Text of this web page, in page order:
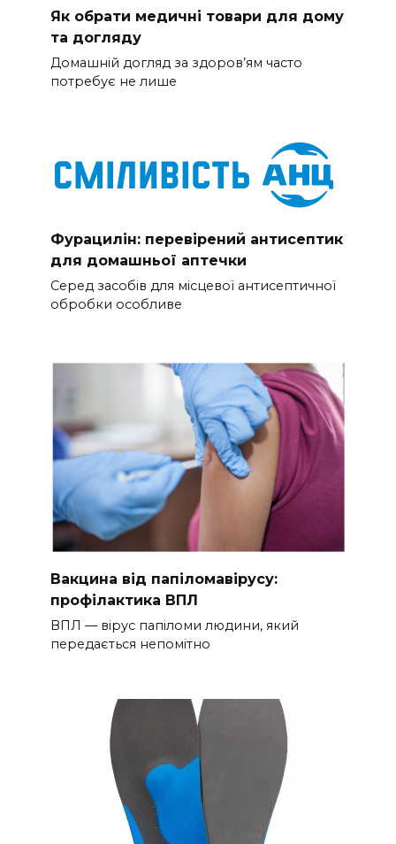
Як обрати медичні товари для дому
та догляду
Домашній догляд за здоров’ям часто
потребує не лише
Фурацилін: перевірений антисептик
для домашньої аптечки
Серед засобів для місцевої антисептичної
обробки особливе
Вакцина від папіломавірусу:
профілактика ВПЛ
ВПЛ — вірус папіломи людини, який
передається непомітно